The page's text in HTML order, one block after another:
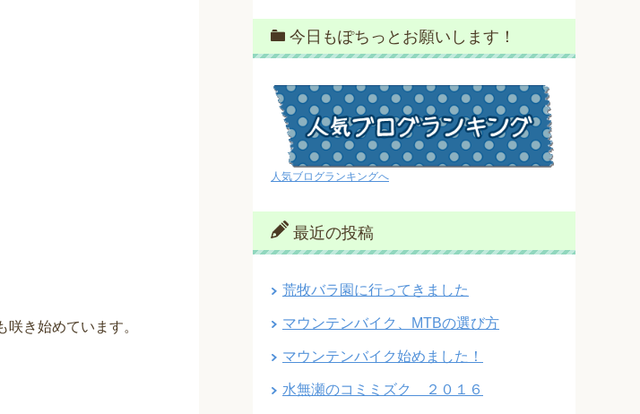
き始めています。
今日もぽちっとお願いします！
人気ブログランキングへ
最近の投稿
荒牧バラ園に行ってきました
マウンテンバイク、MTBの選び方
マウンテンバイク始めました！
水無瀬のコミミズク ２０１６